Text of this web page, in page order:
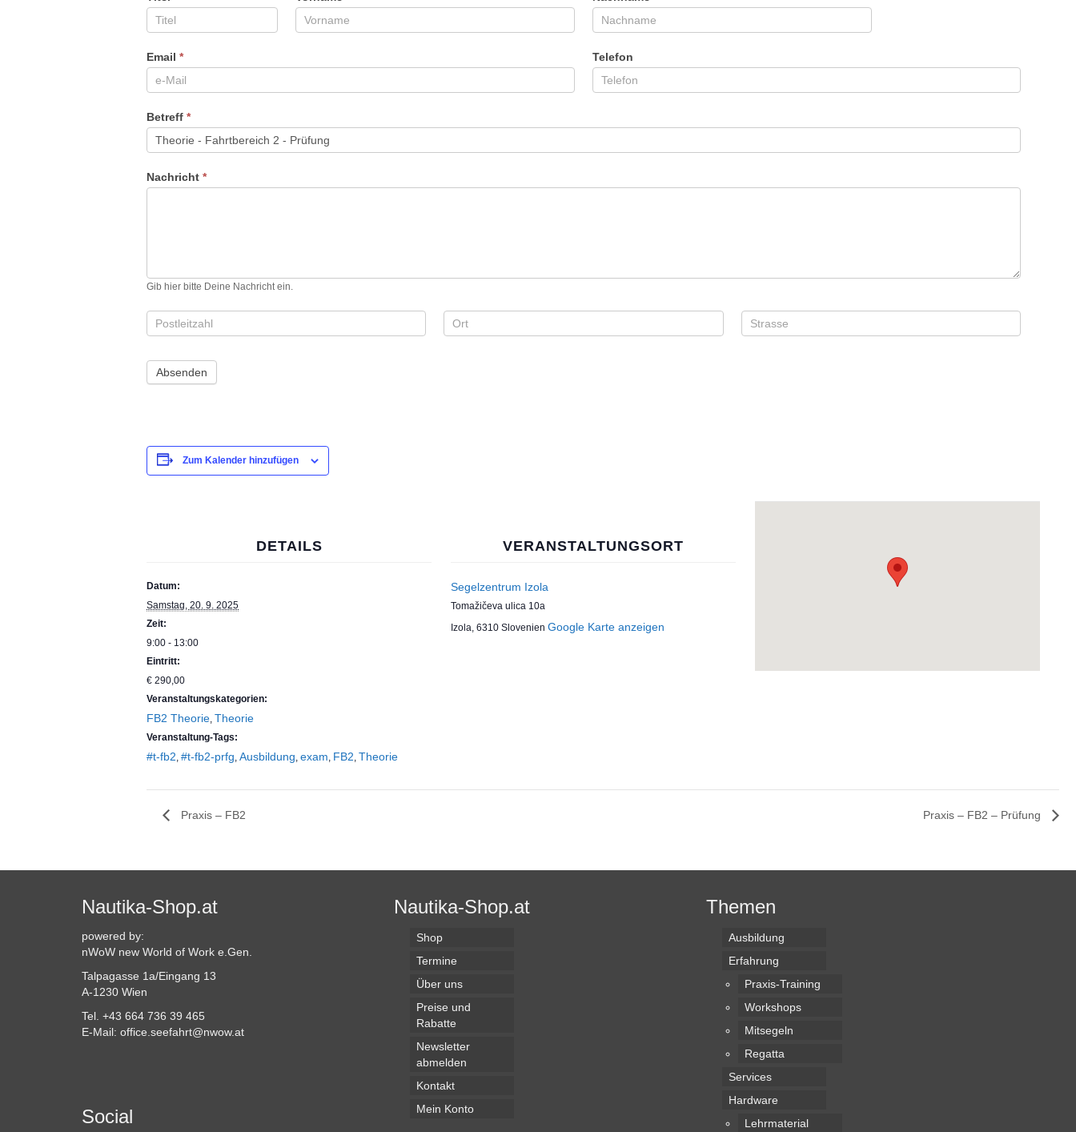
Email * Telefon
Betreff *
Nachricht *
Gib hier bitte Deine Nachricht ein.
Zum Kalender hinzufügen
DETAILS
Datum:
Samstag, 20. 9. 2025
Zeit:
9:00 - 13:00
Eintritt:
€ 290,00
Veranstaltungskategorien:
FB2 Theorie, Theorie
Veranstaltung-Tags:
#t-fb2, #t-fb2-prfg, Ausbildung, exam, FB2, Theorie
VERANSTALTUNGSORT
Segelzentrum Izola
Tomažičeva ulica 10a
Izola, 6310 Slovenien Google Karte anzeigen
Praxis – FB2 Praxis – FB2 – Prüfung
Nautika-Shop.at
powered by:
nWoW new World of Work e.Gen.
Talpagasse 1a/Eingang 13
A-1230 Wien
Tel. +43 664 736 39 465
E-Mail: office.seefahrt@nwow.at
Social
Nautika-Shop.at
Shop
Termine
Über uns
Preise und
Rabatte
Newsletter
abmelden
Kontakt
Mein Konto
Themen
Ausbildung
Erfahrung
Praxis-Training
Workshops
Mitsegeln
Regatta
Services
Hardware
Lehrmaterial